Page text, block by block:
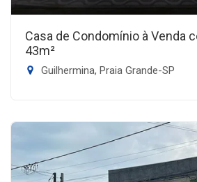
Casa de Condomínio à Venda
43m²
Guilhermina, Praia Grande-SP